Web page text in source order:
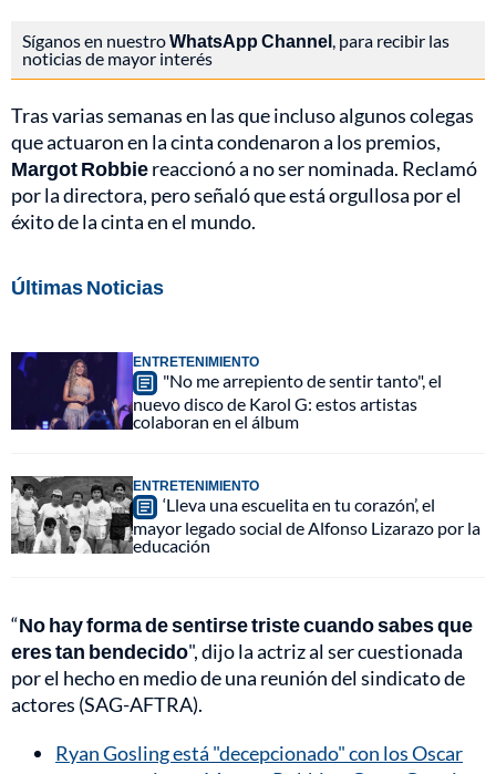
Síganos en nuestroWhatsApp Channel, para recibir las
noticias de mayor interés
Tras varias semanas en las que incluso algunos colegas
que actuaron en la cinta condenaron a los premios,
Margot Robbiereaccionó a no ser nominada. Reclamó
por la directora, pero señaló que está orgullosa por el
éxito de la cinta en el mundo.
Últimas Noticias
ENTRETENIMIENTO
"No me arrepiento de sentir tanto", el
nuevo disco de Karol G: estos artistas
colaboran en el álbum
ENTRETENIMIENTO
‘Lleva una escuelita en tu corazón’, el
mayor legado social de Alfonso Lizarazo por la
educación
“No hay forma de sentirse triste cuando sabes que
eres tan bendecido", dijo la actriz al ser cuestionada
por el hecho en medio de una reunión del sindicato de
actores (SAG-AFTRA).
Ryan Gosling está "decepcionado" con los Oscar